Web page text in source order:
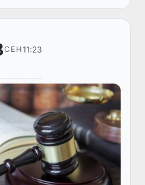
внимание на ны...
СЕН11:23